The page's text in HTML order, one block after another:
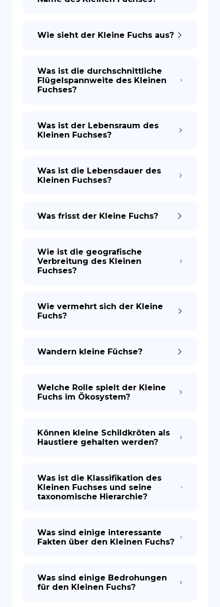
Wie sieht der Kleine Fuchs aus?
Was ist die durchschnittliche
Flügelspannweite des Kleinen
Fuchses?
Was ist der Lebensraum des
Kleinen Fuchses?
Was ist die Lebensdauer des
Kleinen Fuchses?
Was frisst der Kleine Fuchs?
Wie ist die geografische
Verbreitung des Kleinen
Fuchses?
Wie vermehrt sich der Kleine
Fuchs?
Wandern kleine Füchse?
Welche Rolle spielt der Kleine
Fuchs im Ökosystem?
Können kleine Schildkröten als
Haustiere gehalten werden?
Was ist die Klassifikation des
Kleinen Fuchses und seine
taxonomische Hierarchie?
Was sind einige interessante
Fakten über den Kleinen Fuchs?
Was sind einige Bedrohungen
für den Kleinen Fuchs?